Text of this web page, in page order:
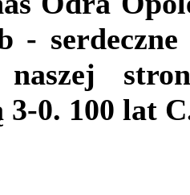
-
0. 100 lat